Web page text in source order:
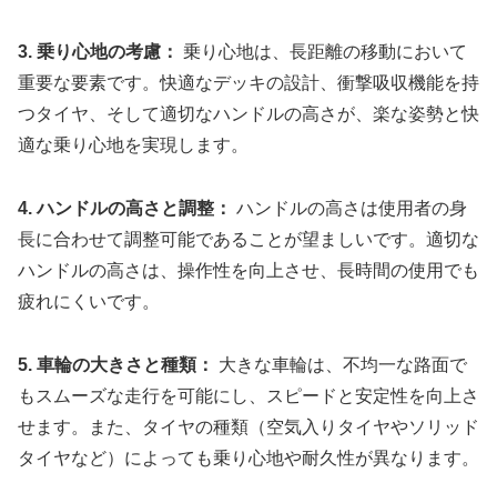
3. 乗り心地の考慮：
乗り心地は、長距離の移動において
重要な要素です。快適なデッキの設計、衝撃吸収機能を持
つタイヤ、そして適切なハンドルの高さが、楽な姿勢と快
適な乗り心地を実現します。
4. ハンドルの高さと調整： ハンドルの高さは使用者の身
長に合わせて調整可能であることが望ましいです。適切な
ハンドルの高さは、操作性を向上させ、長時間の使用でも
疲れにくいです。
5. 車輪の大きさと種類：
大きな車輪は、不均一な路面で
もスムーズな走行を可能にし、スピードと安定性を向上さ
せます。また、タイヤの種類（空気入りタイヤやソリッド
タイヤなど）によっても乗り心地や耐久性が異なります。